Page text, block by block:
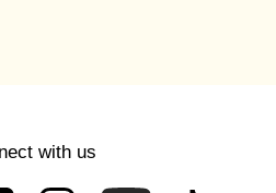
with us